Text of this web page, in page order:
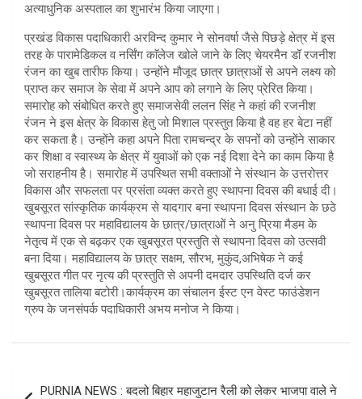
अत्याधुनिक अस्पताल का शुभारंभ किया जाएगा।
प्रखंड विकास पदाधिकारी अरविन्द कुमार ने सोनवर्षा जैसे पिछड़े क्षेत्र में इस
तरह के पारामेडिकल व नर्सिंग काॅलेज खोले जाने के लिए चेयरमैन डॉ रजनीश
रंजन का खुब तारीफ किया। उन्होंने मौजूद छात्र छात्राओं से अपने लक्ष्य को
प्राप्त कर समाज के सेवा में अपने आप को लगाने के लिए प्रेरित किया।
समारोह को संबोधित करते हुए समाजसेवी ललन सिंह ने कहां की रजनीश
रंजन ने इस क्षेत्र के विकास हेतु जो मिशाल प्रस्तुत किया है वह हर बेटा नहीं
कर सकता है। उन्होंने कहा अपने पिता रामचन्द्र के सपनों को उन्होंने साकार
कर शिक्षा व स्वास्थ्य के क्षेत्र में युवाओं को एक नई दिशा देने का काम किया है
जो सराहनीय है। समारोह में उपस्थित सभी वक्ताओं ने संस्थान के उत्तरोत्तर
विकास और सफलता पर प्रसंता व्यक्त करते हुए स्थापना दिवस की बधाई दी।
खुबसूरत सांस्कृतिक कार्यक्रम से यादगार बना स्थापना दिवस संस्थान के छठे
स्थापना दिवस पर महाविद्यालय के छात्र/छात्राओं ने अनु प्रिया मैडम के
नेतृत्व में एक से बढ़कर एक खुबसूरत प्रस्तुति से स्थापना दिवस को उत्सवी
बना दिया। महाविद्यालय के छात्र सक्षम, सौरभ, मुकुंद,अभिषेक ने कई
खुबसूरत गीत पर नृत्य की प्रस्तुति से अपनी दमदार उपस्थिति दर्ज कर
खुबसूरत तालिया बटोरी।कार्यक्रम का संचालन ईस्ट एन वेस्ट फाउंडेशन
ग्रुप के जनसंपर्क पदाधिकारी अभय मनोज ने किया।
PURNIA NEWS : बदलो बिहार महाजुटान रैली को लेकर भाजपा वाले ने